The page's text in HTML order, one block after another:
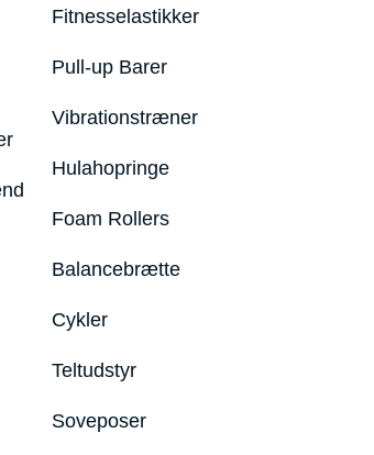
Fitnesselastikker
Pull-up Barer
Vibrationstræner
Hulahopringe
Foam Rollers
Balancebrætte
Cykler
Teltudstyr
Soveposer